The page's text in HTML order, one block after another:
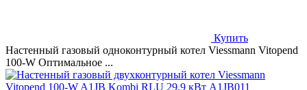
Купить
Настенный газовый одноконтурный котел Viessmann Vitopend
100-W Оптимальное ...